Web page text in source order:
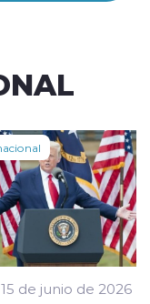
de junio de 2026